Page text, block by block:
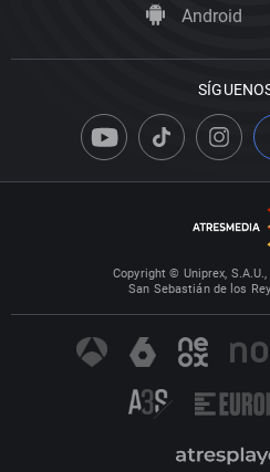
Android
Copyright © Uniprex,
San Sebastián de los